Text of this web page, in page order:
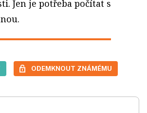
Jen je potřeba počítat s
ODEMKNOUT ZNÁMÉMU